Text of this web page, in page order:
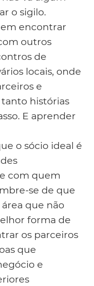
o sigilo.
encontrar
outros
de
locais, onde
e
histórias
E aprender
o sócio ideal é
com quem
se de que
que não
forma de
os parceiros
que
e